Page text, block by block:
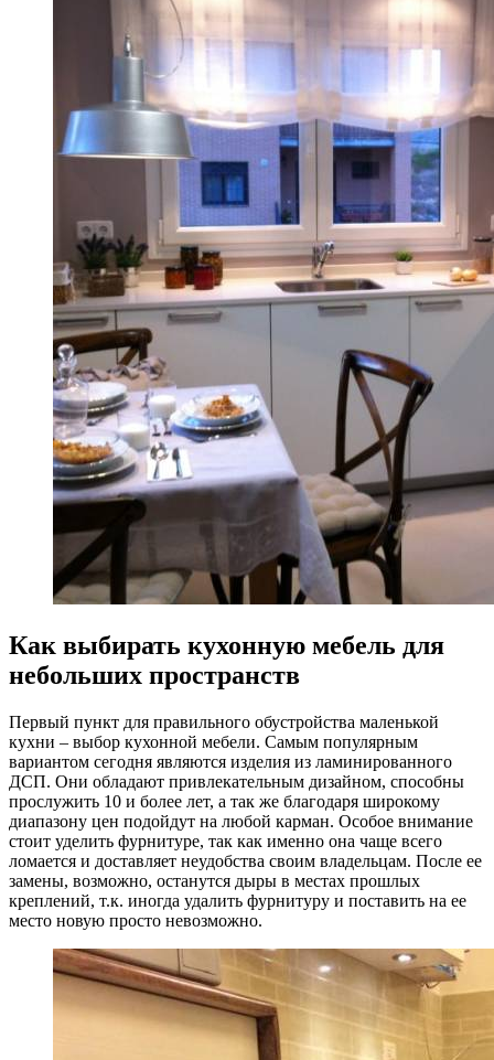
Как выбирать кухонную мебель для
небольших пространств
Первый пункт для правильного обустройства маленькой
кухни – выбор кухонной мебели. Самым популярным
вариантом сегодня являются изделия из ламинированного
ДСП. Они обладают привлекательным дизайном, способны
прослужить 10 и более лет, а так же благодаря широкому
диапазону цен подойдут на любой карман. Особое внимание
стоит уделить фурнитуре, так как именно она чаще всего
ломается и доставляет неудобства своим владельцам. После ее
замены, возможно, останутся дыры в местах прошлых
креплений, т.к. иногда удалить фурнитуру и поставить на ее
место новую просто невозможно.